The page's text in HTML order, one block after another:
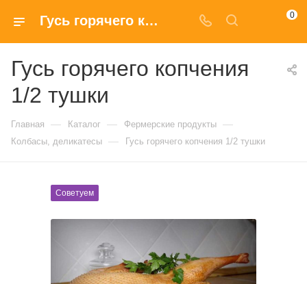
Гусь горячего копчения 1/2 тушки с доставкой купить в Москве 0
Гусь горячего копчения
1/2 тушки
Главная — Каталог — Фермерские продукты —
Колбасы, деликатесы — Гусь горячего копчения 1/2 тушки
Советуем